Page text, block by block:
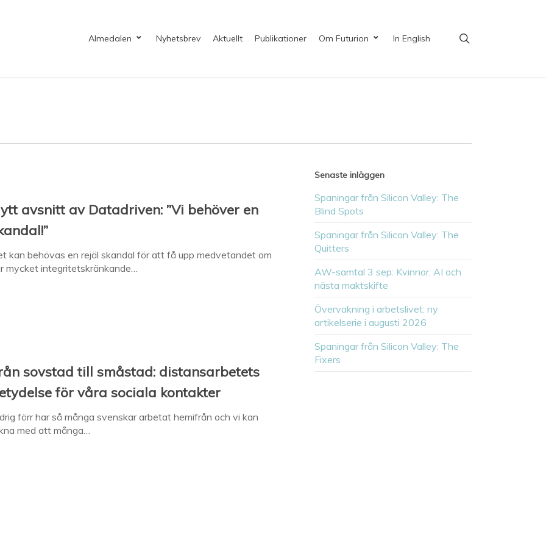
Almedalen Nyhetsbrev Aktuellt Publikationer Om Futurion In English
avsnitt av Datadriven: ”Vi behöver en
kan behövas en rejäl skandal för att få upp medvetandet om
mycket integritetskränkande…
sovstad till småstad: distansarbetets
för våra sociala kontakter
förr har så många svenskar arbetat hemifrån och vi kan
med att många…
Senaste inläggen
Spaningar från Silicon Valley: The
Blind Spots
Spaningar från Silicon Valley: The
Quitters
AW-samtal 3 sep: Kvinnor, AI och
nästa maktskifte
Övervakning i arbetslivet: ny
artikelserie i augusti 2026
Spaningar från Silicon Valley: The
Fixers